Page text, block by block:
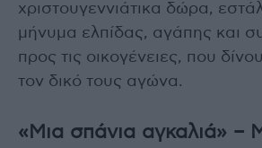
χριστουγεννιάτικα δώρα,
μήνυμα ελπίδας, αγάπης και
προς τις οικογένειες, που
τον δικό τους αγώνα.
«Μια σπάνια αγκαλιά» –